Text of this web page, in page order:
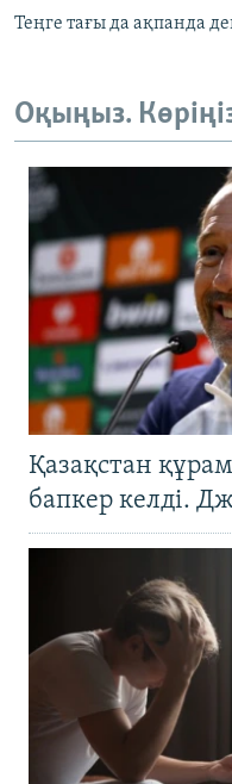
Теңге тағы да ақпанда
Оқыңыз.
Қазақстан
бапкер келді.